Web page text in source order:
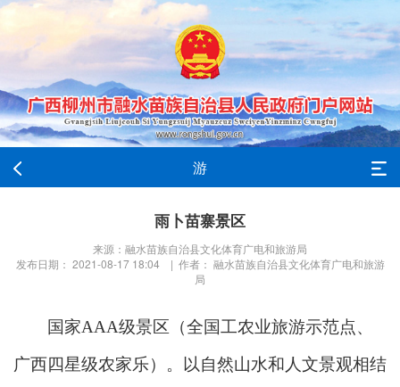
游
雨卜苗寨景区
来源：融水苗族自治县文化体育广电和旅游局
发布日期： 2021-08-17 18:04 | 作者： 融水苗族自治县文化体育广电和旅游
局
国家AAA级景区（全国工农业旅游示范点、
广西四星级农家乐）。以自然山水和人文景观相结